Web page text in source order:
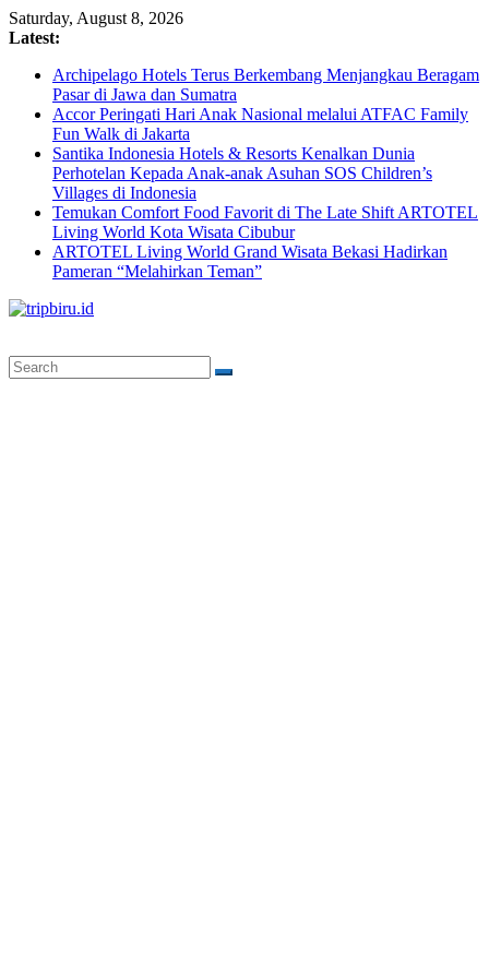
Skip
to
Saturday, August 8, 2026
Latest:
Archipelago Hotels Terus Berkembang Menjangkau Beragam
Pasar di Jawa dan Sumatra
Accor Peringati Hari Anak Nasional melalui ATFAC Family
Fun Walk di Jakarta
Santika Indonesia Hotels & Resorts Kenalkan Dunia
Perhotelan Kepada Anak-anak Asuhan SOS Children’s
Villages di Indonesia
Temukan Comfort Food Favorit di The Late Shift ARTOTEL
Living World Kota Wisata Cibubur
ARTOTEL Living World Grand Wisata Bekasi Hadirkan
Pameran “Melahirkan Teman”